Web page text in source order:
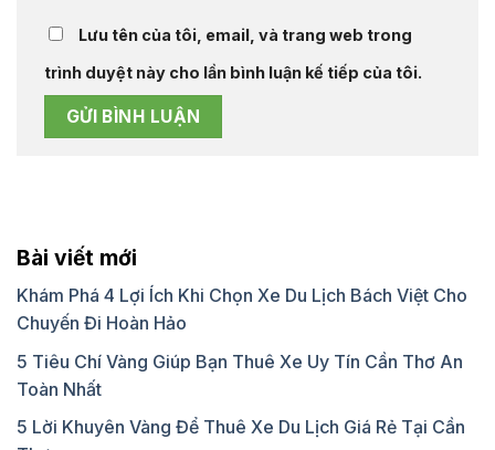
Lưu tên của tôi, email, và trang web trong
trình duyệt này cho lần bình luận kế tiếp của tôi.
Bài viết mới
Khám Phá 4 Lợi Ích Khi Chọn Xe Du Lịch Bách Việt Cho
Chuyến Đi Hoàn Hảo
5 Tiêu Chí Vàng Giúp Bạn Thuê Xe Uy Tín Cần Thơ An
Toàn Nhất
5 Lời Khuyên Vàng Để Thuê Xe Du Lịch Giá Rẻ Tại Cần